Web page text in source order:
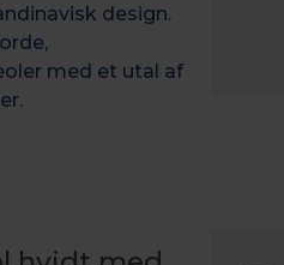
design.
med et utal af